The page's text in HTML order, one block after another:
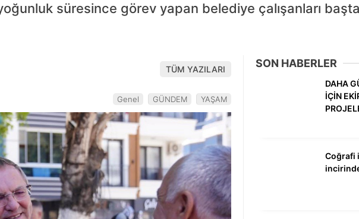
süresince görev yapan belediye çalışanları
TÜM YAZILARI
Genel GÜNDEM YAŞAM
SON HABERLER
DAHA
İÇİN
Coğrafi